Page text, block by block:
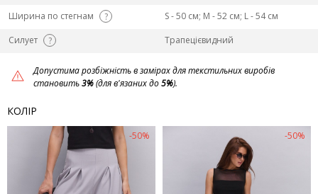
Ширина по стегнам
?
S - 50 см; M - 52 см; L - 54 см
Силует
? Трапецієвидний
Допустима розбіжність в замірах для текстильних виробів
становить3%(для в'язаних до5%).
КОЛІР
-50% -50%